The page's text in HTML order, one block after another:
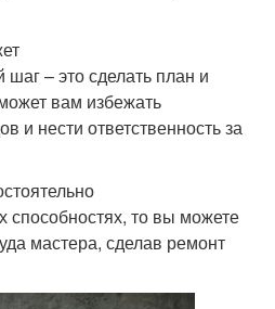
– это сделать план и
вам избежать
и нести ответственность за
то вы можете
мастера, сделав ремонт